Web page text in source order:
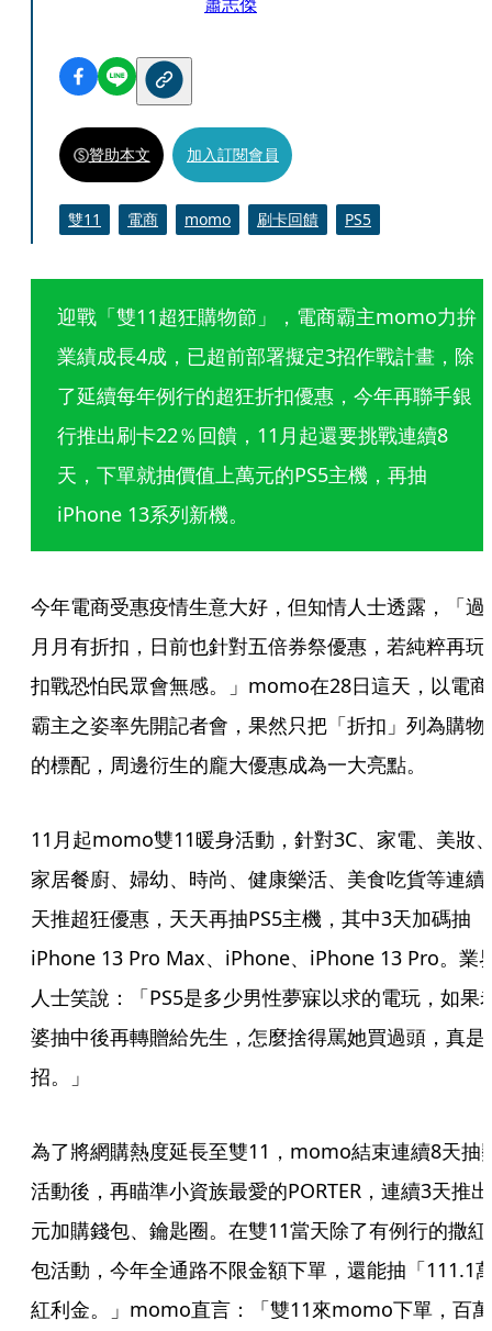
贊助本文 加入訂閱會員
雙11 電商 momo 刷卡回饋 PS5
迎戰「雙11超狂購物節」，電商霸主momo力拚
業績成長4成，已超前部署擬定3招作戰計畫，除
了延續每年例行的超狂折扣優惠，今年再聯手銀
行推出刷卡22％回饋，11月起還要挑戰連續8
天，下單就抽價值上萬元的PS5主機，再抽
iPhone 13系列新機。
今年電商受惠疫情生意大好，但知情人士透露，「過
月月有折扣，日前也針對五倍券祭優惠，若純粹再玩
扣戰恐怕民眾會無感。」momo在28日這天，以電商
霸主之姿率先開記者會，果然只把「折扣」列為購物
的標配，周邊衍生的龐大優惠成為一大亮點。
11月起momo雙11暖身活動，針對3C、家電、美妝
家居餐廚、婦幼、時尚、健康樂活、美食吃貨等連續
天推超狂優惠，天天再抽PS5主機，其中3天加碼抽
iPhone 13 Pro Max、iPhone、iPhone 13 Pro。業
人士笑說：「PS5是多少男性夢寐以求的電玩，如果
婆抽中後再轉贈給先生，怎麼捨得罵她買過頭，真是
招。」
為了將網購熱度延長至雙11，momo結束連續8天抽
活動後，再瞄準小資族最愛的PORTER，連續3天推
元加購錢包、鑰匙圈。在雙11當天除了有例行的撒紅
包活動，今年全通路不限金額下單，還能抽「111.1
紅利金。」momo直言：「雙11來momo下單，百萬